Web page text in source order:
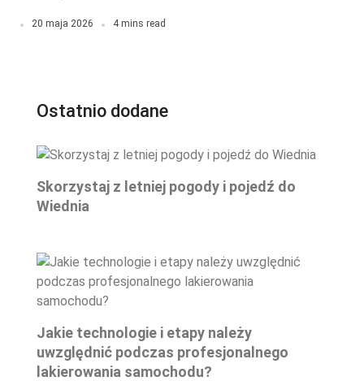
20 maja 2026 4 mins read
Ostatnio dodane
Skorzystaj z letniej pogody i pojedź do
Wiednia
Jakie technologie i etapy należy
uwzględnić podczas profesjonalnego
lakierowania samochodu?